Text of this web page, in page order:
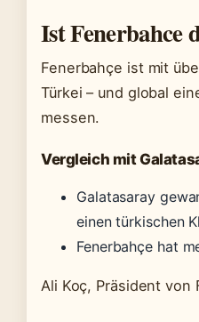
Ist Fenerbahce
Fenerbahçe ist mit
Türkei – und global
messen.
Vergleich mit
Galatasaray
einen türkischen
Fenerbahçe hat
Ali Koç, Präsident von